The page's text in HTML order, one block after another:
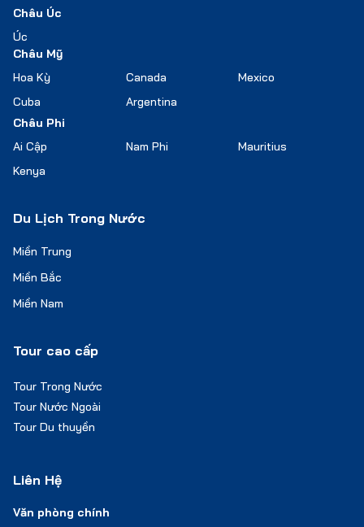
Châu Úc
Úc
Châu Mỹ
Hoa Kỳ
Canada
Mexico
Cuba
Argentina
Châu Phi
Ai Cập
Nam Phi
Mauritius
Kenya
Du Lịch Trong Nước
Miền Trung
Miền Bắc
Miền Nam
Tour cao cấp
Tour Trong Nước
Tour Nước Ngoài
Tour Du thuyền
Liên Hệ
Văn phòng chính